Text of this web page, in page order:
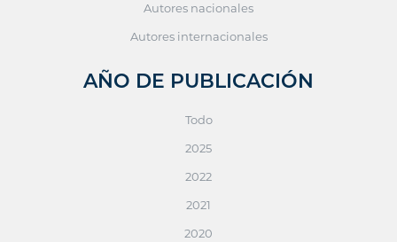
Autores nacionales
Autores internacionales
AÑO DE PUBLICACIÓN
Todo
2025
2022
2021
2020